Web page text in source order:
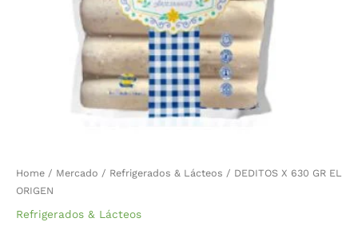
Home / Mercado / Refrigerados & Lácteos / DEDITOS X 630 GR EL
ORIGEN
Refrigerados & Lácteos